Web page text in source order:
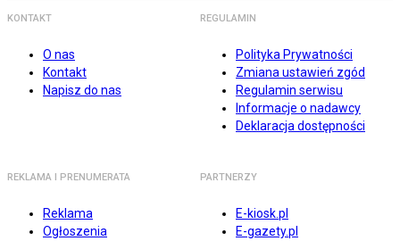
KONTAKT
O nas
Kontakt
Napisz do nas
REGULAMIN
Polityka Prywatności
Zmiana ustawień zgód
Regulamin serwisu
Informacje o nadawcy
Deklaracja dostępności
REKLAMA I PRENUMERATA
Reklama
Ogłoszenia
PARTNERZY
E-kiosk.pl
E-gazety.pl